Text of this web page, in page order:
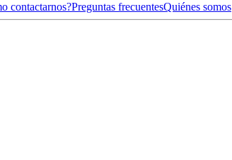
contactarnos?Preguntas frecuentesQuiénes somos